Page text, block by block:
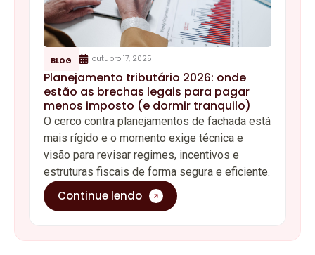
BLOG outubro 17, 2025
Planejamento tributário 2026: onde
estão as brechas legais para pagar
menos imposto (e dormir tranquilo)
O cerco contra planejamentos de fachada está
mais rígido e o momento exige técnica e
visão para revisar regimes, incentivos e
estruturas fiscais de forma segura e eficiente.
Continue lendo